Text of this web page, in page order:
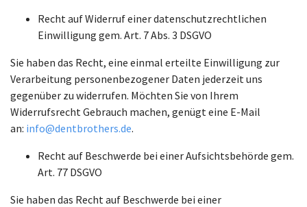
Recht auf Widerruf einer datenschutzrechtlichen
Einwilligung gem. Art. 7 Abs. 3 DSGVO
Sie haben das Recht, eine einmal erteilte Einwilligung zur
Verarbeitung personenbezogener Daten jederzeit uns
gegenüber zu widerrufen. Möchten Sie von Ihrem
Widerrufsrecht Gebrauch machen, genügt eine E-Mail
an: info@dentbrothers.de.
Recht auf Beschwerde bei einer Aufsichtsbehörde gem.
Art. 77 DSGVO
Sie haben das Recht auf Beschwerde bei einer